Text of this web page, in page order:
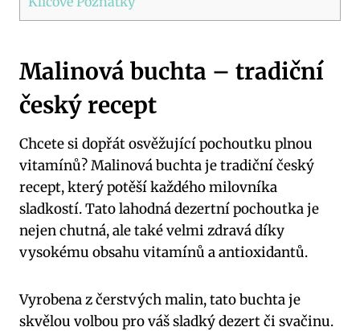
Malinová buchta – tradiční
český recept
Chcete si dopřát osvěžující pochoutku plnou
vitamínů? Malinová buchta je tradiční český
recept, který potěší každého milovníka
sladkostí. Tato lahodná dezertní pochoutka je
nejen chutná, ale také velmi zdravá díky
vysokému obsahu vitamínů a antioxidantů.
Vyrobena z čerstvých malin, tato buchta je
skvělou volbou pro váš sladký dezert či svačinu.